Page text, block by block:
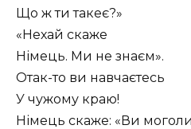
Що ж ти такеє?»
«Нехай скаже
Німець. Ми не знаєм».
Отак-то ви навчаєтесь
У чужому краю!
Німець скаже: «Ви